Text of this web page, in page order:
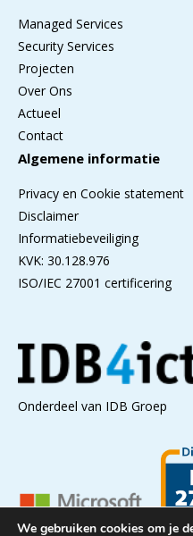
Managed Services
Security Services
Projecten
Over Ons
Actueel
Contact
Algemene informatie
Privacy en Cookie statement
Disclaimer
Informatiebeveiliging
KVK: 30.128.976
ISO/IEC 27001 certificering
Onderdeel van IDB Groep
We gebruiken cookies om je